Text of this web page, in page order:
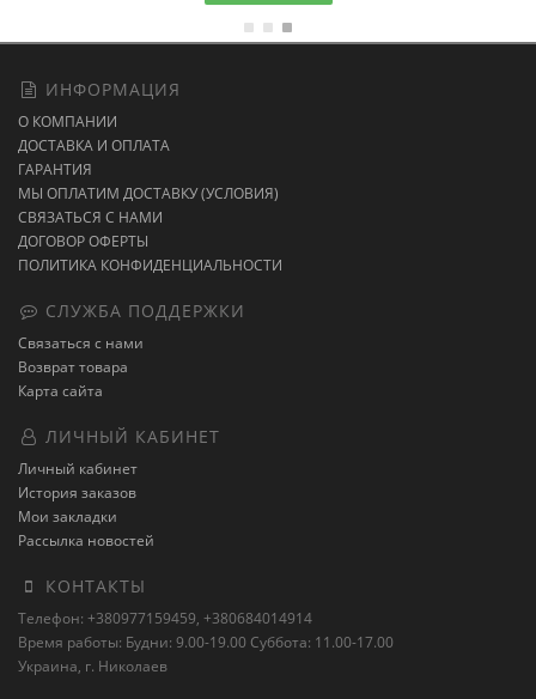
ИНФОРМАЦИЯ
О КОМПАНИИ
ДОСТАВКА И ОПЛАТА
ГАРАНТИЯ
МЫ ОПЛАТИМ ДОСТАВКУ (УСЛОВИЯ)
СВЯЗАТЬСЯ С НАМИ
ДОГОВОР ОФЕРТЫ
ПОЛИТИКА КОНФИДЕНЦИАЛЬНОСТИ
СЛУЖБА ПОДДЕРЖКИ
Связаться с нами
Возврат товара
Карта сайта
ЛИЧНЫЙ КАБИНЕТ
Личный кабинет
История заказов
Мои закладки
Рассылка новостей
КОНТАКТЫ
Телефон: +380977159459, +380684014914
Время работы: Будни: 9.00-19.00 Суббота: 11.00-17.00
Украина, г. Николаев